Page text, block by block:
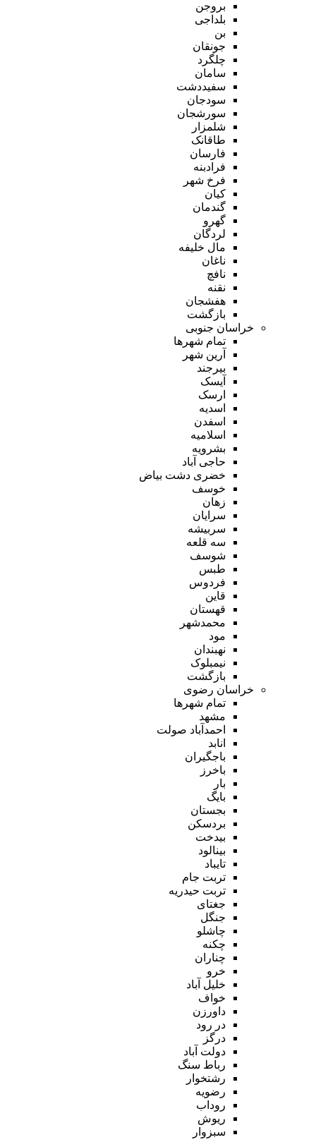
بروجن
بلداجی
بن
جونقان
چلگرد
سامان
سفیددشت
سودجان
سورشجان
شلمزار
طاقانک
فارسان
فرادبنه
فرخ شهر
کیان
گندمان
گهرو
لردگان
مال خلیفه
ناغان
نافچ
نقنه
هفشجان
بازگشت
خراسان جنوبی
تمام شهر‌ها
آرین شهر
بیرجند
آیسک
ارسک
اسدیه
اسفدن
اسلامیه
بشرویه
حاجی آباد
خضری دشت بیاض
خوسف
زهان
سرایان
سربیشه
سه قلعه
شوسف
طبس
فردوس
قاین
قهستان
محمدشهر
مود
نهبندان
نیمبلوک
بازگشت
خراسان رضوی
تمام شهر‌ها
مشهد
احمدآباد صولت
انابد
باجگیران
باخرز
بار
بایگ
بجستان
بردسکن
بیدخت
بینالود
تایباد
تربت جام
تربت حیدریه
جغتای
جنگل
چاشلو
چکنه
چناران
خرو
خلیل آباد
خواف
داورزن
در رود
درگز
دولت آباد
رباط سنگ
رشتخوار
رضویه
روداب
ریوش
سبزوار